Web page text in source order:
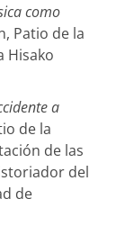
como
Patio de la
Hisako
a
de la
de las
del
de